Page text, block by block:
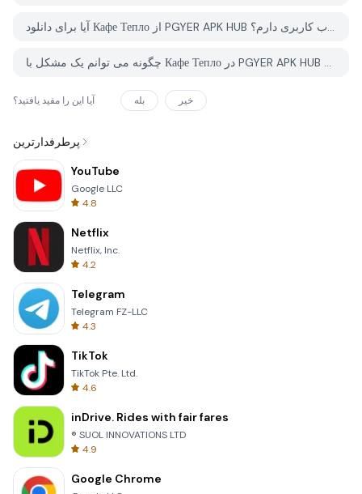
آیا برای دانلود Кафе Тепло از PGYER APK HUB نیاز به حساب کاربری دارم؟
چگونه می توانم یک مشکل با Кафе Тепло در PGYER APK HUB گزارش دهم؟
آیا این را مفید یافتید؟ بله خیر
پرطرفدارترین
YouTube
Google LLC
4.8
Netflix
Netflix, Inc.
4.2
Telegram
Telegram FZ-LLC
4.3
TikTok
TikTok Pte. Ltd.
4.6
inDrive. Rides with fair fares
® SUOL INNOVATIONS LTD
4.9
Google Chrome